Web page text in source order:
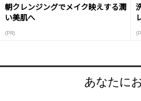
朝クレンジングでメイク映えする潤
い美肌へ
(PR)
あなたに